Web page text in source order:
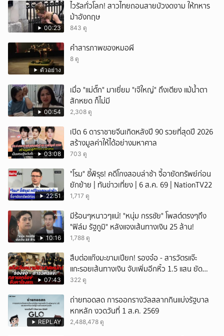
00:23
ไวรัลทั่วโลก! สาวไทยถอนสายบัวงดงาม ให้ทหาร
ม้าอังกฤษ
843 ดู
ตัวอย่าง
คำสารภาพของหมอผี
8 ดู
00:54
เมื่อ "แม่ตั๊ก" มาเยี่ยม "เจ๊ใหญ่" ถึงเตียง แม้น้ำตา
สักหยด ก็ไม่มี
2,308 ดู
03:08
เปิด 6 ดาราชายจีนเกิดหลังปี 90 รวยที่สุดปี 2026
สร้างมูลค่าให้ได้อย่างมหาศาล
703 ดู
22:51
"โรม" ชี้พิรุธ! คดีโกงสอบล่าช้า จี้อายัดทรัพย์ก่อน
ยักย้าย | ทันข่าวเที่ยง | 6 ส.ค. 69 | NationTV22
1,717 ดู
10:16
มีร้อนๆหนาวๆแน่! "หนุ่ม กรรชัย" โพสต์ตรงๆถึง
"ฟิล์ม รัฐภูมิ" หลังแจงเส้นทางเงิน 25 ล้าน!
1,788 ดู
07:43
สืบต่อแก๊งมะขามเปียก! รองจ๋อ - สารวัตรแจ๊ะ
แกะรอยเส้นทางเงิน จับเพิ่มอีกหิ้ว 1.5 แสน ยัด
สินบน
322 ดู
REPLAY
ถ่ายทอดสด การออกรางวัลสลากกินแบ่งรัฐบาล
หกหลัก งวดวันที่ 1 ส.ค. 2569
2,488,478 ดู